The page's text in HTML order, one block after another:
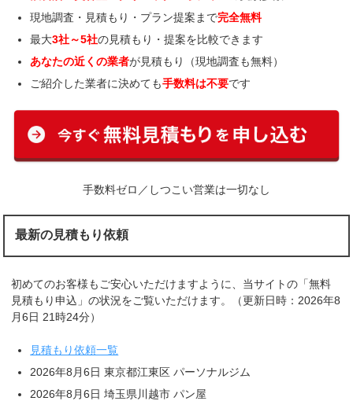
現地調査・見積もり・プラン提案まで完全無料
最大3社～5社の見積もり・提案を比較できます
あなたの近くの業者が見積もり（現地調査も無料）
ご紹介した業者に決めても手数料は不要です
手数料ゼロ／しつこい営業は一切なし
最新の見積もり依頼
初めてのお客様もご安心いただけますように、当サイトの「無料
見積もり申込」の状況をご覧いただけます。（更新日時：2026年8
月6日 21時24分）
見積もり依頼一覧
2026年8月6日 東京都江東区 パーソナルジム
2026年8月6日 埼玉県川越市 パン屋